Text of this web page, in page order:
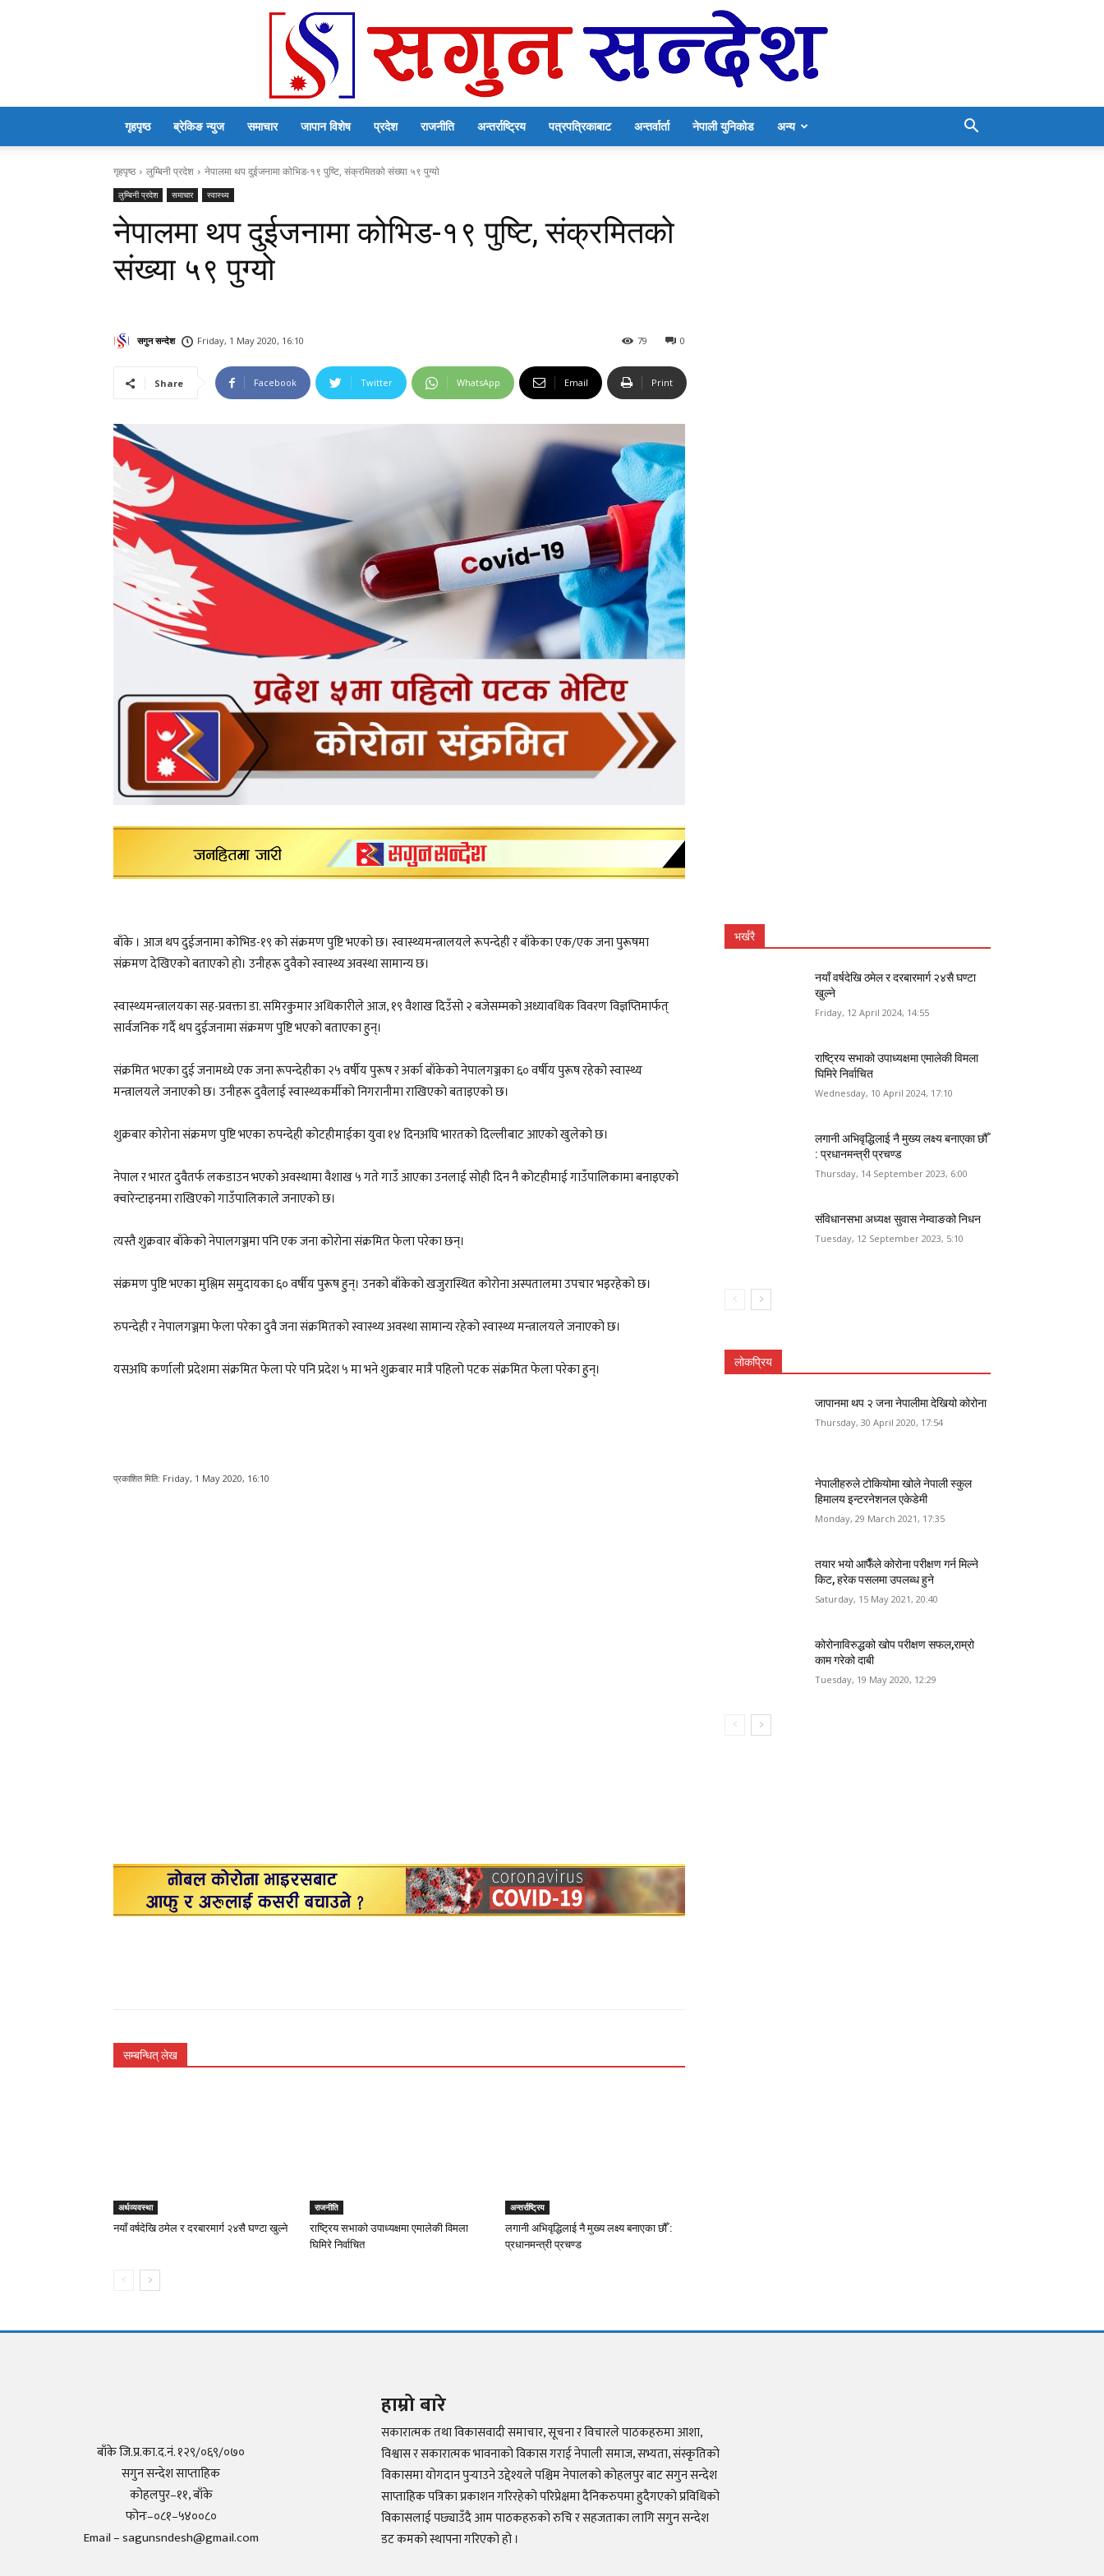
गृहपृष्ठ ब्रेकिङ न्युज समाचार जापान विशेष प्रदेश राजनीति अन्तर्राष्ट्रिय पत्रपत्रिकाबाट अन्तर्वार्ता नेपाली युनिकोड अन्य
गृहपृष्ठ लुम्बिनी प्रदेश नेपालमा थप दुईजनामा कोभिड-१९ पुष्टि, संक्रमितको संख्या ५९ पुग्यो
लुम्बिनी प्रदेश समाचार स्वास्थ्य
नेपालमा थप दुईजनामा कोभिड-१९ पुष्टि, संक्रमितको
संख्या ५९ पुग्यो
सगुन सन्देश Friday, 1 May 2020, 16:10 0
79
Share Facebook Twitter WhatsApp Email Print
बाँके । आज थप दुईजनामा कोभिड-१९ को संक्रमण पुष्टि भएको छ। स्वास्थ्यमन्त्रालयले रूपन्देही र बाँकेका एक/एक जना पुरूषमा
संक्रमण देखिएको बताएको हो। उनीहरू दुवैको स्वास्थ्य अवस्था सामान्य छ।
स्वास्थ्यमन्त्रालयका सह-प्रवक्ता डा. समिरकुमार अधिकारीले आज, १९ वैशाख दिउँसो २ बजेसम्मको अध्यावधिक विवरण विज्ञप्तिमार्फत्
सार्वजनिक गर्दै थप दुईजनामा संक्रमण पुष्टि भएको बताएका हुन्।
संक्रमित भएका दुई जनामध्ये एक जना रूपन्देहीका २५ वर्षीय पुरूष र अर्का बाँकेको नेपालगञ्जका ६० वर्षीय पुरूष रहेको स्वास्थ्य
मन्त्रालयले जनाएको छ। उनीहरू दुवैलाई स्वास्थ्यकर्मीको निगरानीमा राखिएको बताइएको छ।
शुक्रबार कोरोना संक्रमण पुष्टि भएका रुपन्देही कोटहीमाईका युवा १४ दिनअघि भारतको दिल्लीबाट आएको खुलेको छ।
नेपाल र भारत दुवैतर्फ लकडाउन भएको अवस्थामा वैशाख ५ गते गाउँ आएका उनलाई सोही दिन नै कोटहीमाई गाउँपालिकामा बनाइएको
क्वारेन्टाइनमा राखिएको गाउँपालिकाले जनाएको छ।
त्यस्तै शुक्रवार बाँकेको नेपालगञ्जमा पनि एक जना कोरोना संक्रमित फेला परेका छन्।
संक्रमण पुष्टि भएका मुश्लिम समुदायका ६० वर्षीय पुरूष हुन्। उनको बाँकेको खजुरास्थित कोरोना अस्पतालमा उपचार भइरहेको छ।
रुपन्देही र नेपालगञ्जमा फेला परेका दुवै जना संक्रमितको स्वास्थ्य अवस्था सामान्य रहेको स्वास्थ्य मन्त्रालयले जनाएको छ।
यसअघि कर्णाली प्रदेशमा संक्रमित फेला परे पनि प्रदेश ५ मा भने शुक्रबार मात्रै पहिलो पटक संक्रमित फेला परेका हुन्।
प्रकाशित मिति: Friday, 1 May 2020, 16:10
सम्बन्धित् लेख
अर्थव्यवस्था
नयाँ वर्षदेखि ठमेल र दरबारमार्ग २४सै घण्टा खुल्ने
राजनीति
राष्ट्रिय सभाको उपाध्यक्षमा एमालेकी विमला
घिमिरे निर्वाचित
अन्तर्राष्ट्रिय
लगानी अभिवृद्धिलाई नै मुख्य लक्ष्य बनाएका छौँ :
प्रधानमन्त्री प्रचण्ड
भर्खरै
नयाँ वर्षदेखि ठमेल र दरबारमार्ग २४सै घण्टा
खुल्ने
Friday, 12 April 2024, 14:55
राष्ट्रिय सभाको उपाध्यक्षमा एमालेकी विमला
घिमिरे निर्वाचित
Wednesday, 10 April 2024, 17:10
लगानी अभिवृद्धिलाई नै मुख्य लक्ष्य बनाएका छौँ
: प्रधानमन्त्री प्रचण्ड
Thursday, 14 September 2023, 6:00
संविधानसभा अध्यक्ष सुवास नेम्वाङको निधन
Tuesday, 12 September 2023, 5:10
लोकप्रिय
जापानमा थप २ जना नेपालीमा देखियो कोरोना
Thursday, 30 April 2020, 17:54
नेपालीहरुले टोकियोमा खोले नेपाली स्कुल
हिमालय इन्टरनेशनल एकेडेमी
Monday, 29 March 2021, 17:35
तयार भयो आफैँले कोरोना परीक्षण गर्न मिल्ने
किट, हरेक पसलमा उपलब्ध हुने
Saturday, 15 May 2021, 20:40
कोरोनाविरुद्धको खोप परीक्षण सफल,राम्रो
काम गरेको दाबी
Tuesday, 19 May 2020, 12:29
बाँके जि.प्र.का.द.नं. १२९/०६९/०७०
सगुन सन्देश साप्ताहिक
कोहलपुर–११, बाँके
फोनः–०८१–५४००८०
Email – sagunsndesh@gmail.com
हाम्रो बारे
सकारात्मक तथा विकासवादी समाचार, सूचना र विचारले पाठकहरुमा आशा,
विश्वास र सकारात्मक भावनाको विकास गराई नेपाली समाज, सभ्यता, संस्कृतिको
विकासमा योगदान पुर्‍याउने उद्देश्यले पश्चिम नेपालको कोहलपुर बाट सगुन सन्देश
साप्ताहिक पत्रिका प्रकाशन गरिरहेको परिप्रेक्षमा दैनिकरुपमा हुदैगएको प्रविधिको
विकासलाई पछ्याउँदै आम पाठकहरुको रुचि र सहजताका लागि सगुन सन्देश
डट कमको स्थापना गरिएको हो ।